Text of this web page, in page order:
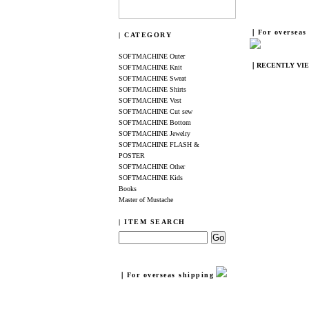
| CATEGORY
SOFTMACHINE Outer
SOFTMACHINE Knit
SOFTMACHINE Sweat
SOFTMACHINE Shirts
SOFTMACHINE Vest
SOFTMACHINE Cut sew
SOFTMACHINE Bottom
SOFTMACHINE Jewelry
SOFTMACHINE FLASH &
POSTER
SOFTMACHINE Other
SOFTMACHINE Kids
Books
Master of Mustache
| ITEM SEARCH
｜For overseas shipping
｜For
｜RECENTLY